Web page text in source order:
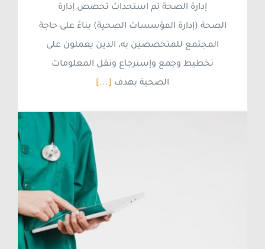
إدارة الصحة تم استحداث تخصص إدارة
الصحة (إدارة المؤسسات الصحية) بناءً على حاجة
المجتمع للمتخصصين به، الذين يعملون على
تخطيط وجمع وإسترجاع ونقل المعلومات
الصحية بهدف [...]